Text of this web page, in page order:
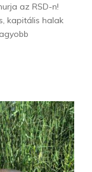
az RSD-n!
kapitális halak